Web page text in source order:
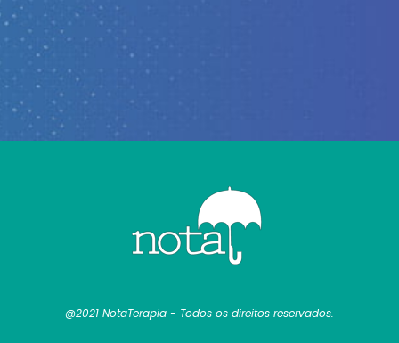
@2021 NotaTerapia - Todos os direitos reservados.